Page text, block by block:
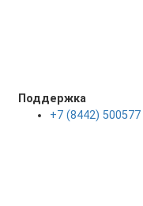
Поддержка
+7 (8442) 500577